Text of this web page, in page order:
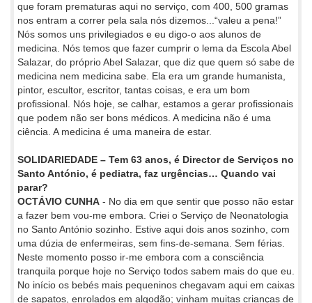
que foram prematuras aqui no serviço, com 400, 500 gramas
nos entram a correr pela sala nós dizemos...“valeu a pena!”
Nós somos uns privilegiados e eu digo-o aos alunos de
medicina. Nós temos que fazer cumprir o lema da Escola Abel
Salazar, do próprio Abel Salazar, que diz que quem só sabe de
medicina nem medicina sabe. Ela era um grande humanista,
pintor, escultor, escritor, tantas coisas, e era um bom
profissional. Nós hoje, se calhar, estamos a gerar profissionais
que podem não ser bons médicos. A medicina não é uma
ciência. A medicina é uma maneira de estar.
SOLIDARIEDADE – Tem 63 anos, é Director de Serviços no
Santo António, é pediatra, faz urgências… Quando vai
parar?
OCTÁVIO CUNHA - No dia em que sentir que posso não estar
a fazer bem vou-me embora. Criei o Serviço de Neonatologia
no Santo António sozinho. Estive aqui dois anos sozinho, com
uma dúzia de enfermeiras, sem fins-de-semana. Sem férias.
Neste momento posso ir-me embora com a consciência
tranquila porque hoje no Serviço todos sabem mais do que eu.
No início os bebés mais pequeninos chegavam aqui em caixas
de sapatos, enrolados em algodão; vinham muitas crianças de